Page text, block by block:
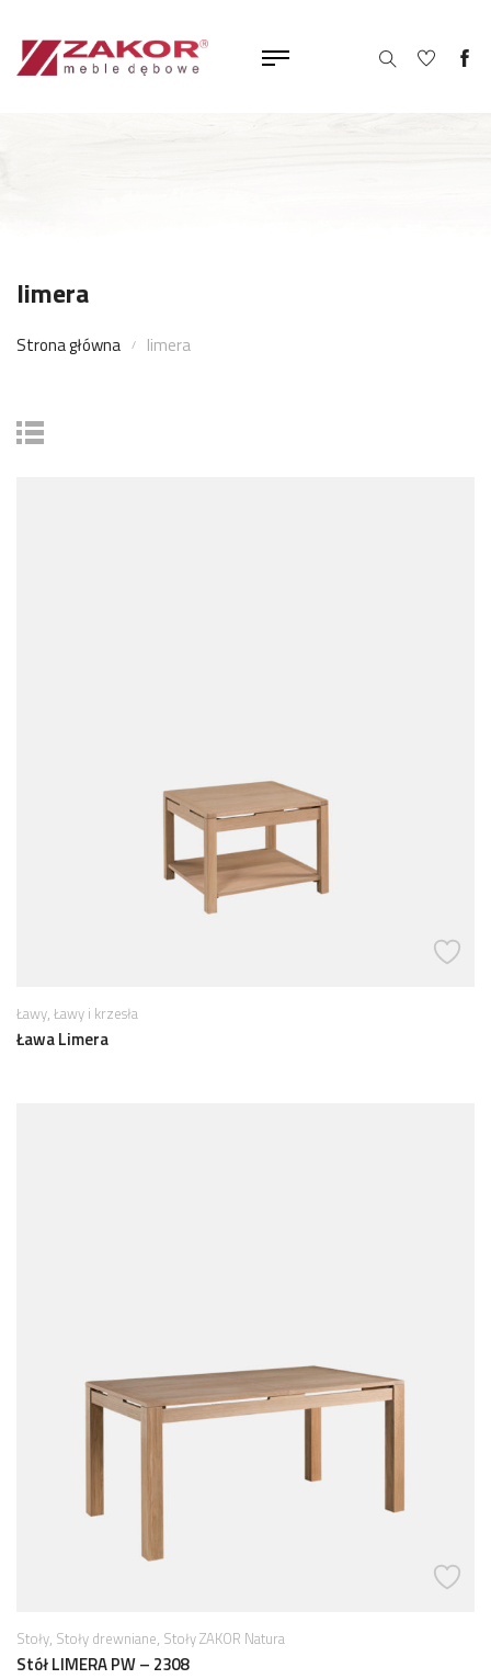
limera
Strona główna limera
Ławy, Ławy i krzesła
Ława Limera
Stoły, Stoły drewniane, Stoły ZAKOR Natura
Stół LIMERA PW – 2308